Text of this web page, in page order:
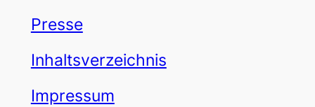
Presse
Inhaltsverzeichnis
Impressum